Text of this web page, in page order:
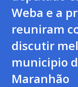
Weba e a
reuniram
discutir
municipio
Maranhão